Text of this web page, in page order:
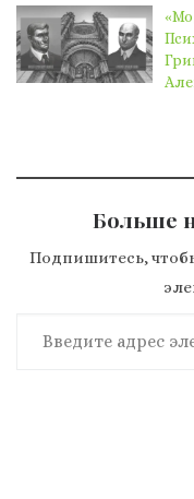
Больше
Подпишитесь,
Введите адрес